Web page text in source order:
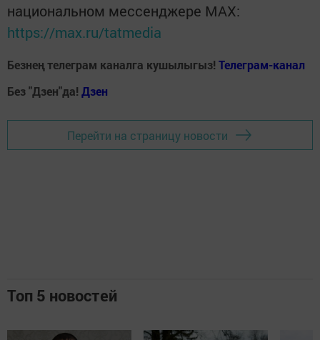
национальном мессенджере MАХ:
https://max.ru/tatmedia
Безнең телеграм каналга кушылыгыз! Телеграм-канал
Без "Дзен"да! Дзен
Перейти на страницу новости
Топ 5 новостей